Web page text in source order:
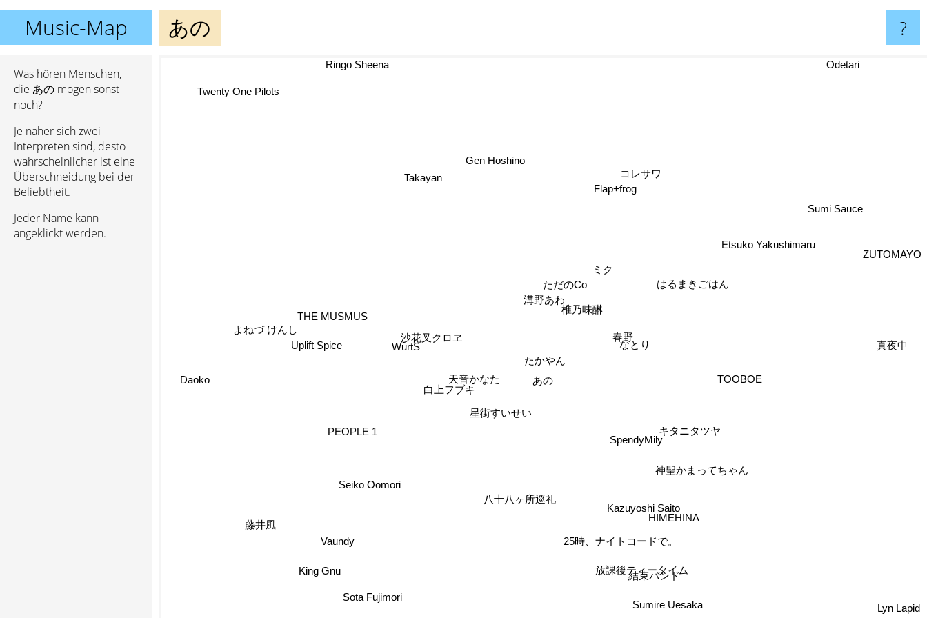
Music-Map あの ?
Was hören Menschen,
die あの mögen sonst
noch?
Je näher sich zwei
Interpreten sind, desto
wahrscheinlicher ist eine
Überschneidung bei der
Beliebtheit.
Jeder Name kann
angeklickt werden.
あの
たかやん
星街すいせい
天音かなた
椎乃味醂
溝野あわ
白上フブキ
八十八ヶ所巡礼
沙花叉クロヱ
ミク
ただのCo
なとり
SpendyMily
はるまきごはん
Kazuyoshi Saito
Flap+frog
春野
WurtS
Seiko Oomori
TOOBOE
25時、ナイトコードで。
PEOPLE 1
THE MUSMUS
Uplift Spice
放課後ティータイム
キタニタツヤ
Etsuko Yakushimaru
コレサワ
よねづ けんし
HIMEHINA
Sota Fujimori
結束バンド
Sumire Uesaka
Gen Hoshino
Takayan
Daoko
Vaundy
真夜中
Sumi Sauce
Ringo Sheena
藤井風
King Gnu
Lyn Lapid
ZUTOMAYO
Odetari
Twenty One Pilots